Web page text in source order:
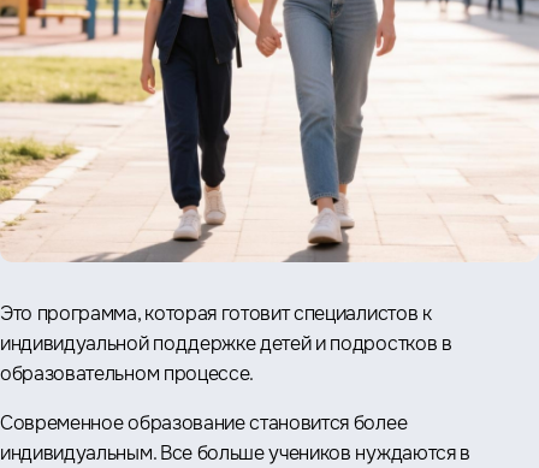
Это программа, которая готовит специалистов к
индивидуальной поддержке детей и подростков в
образовательном процессе.
Современное образование становится более
индивидуальным. Все больше учеников нуждаются в